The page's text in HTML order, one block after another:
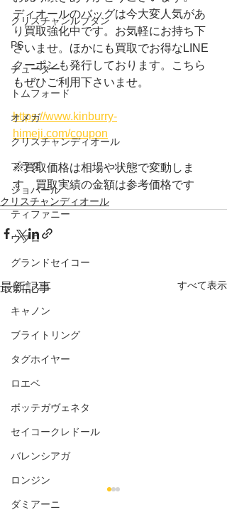
クリスチャンルブタン
PS
チューダー
トムフォード
オメガ
クリスチャンディオール
プラダ
ショパール
ティファニー
ウブロ
グランドセイコー
ゼニス
キャノン
ブライトリング
タグホイヤー
ロエベ
ボッテガヴェネタ
セイコークレドール
バレンシアガ
ロンジン
ダミアーニ
ディオールのバッグは今大変人気があ
り買取強化中です。お気軽にお持ち下
さいませ。ほかにも買取でお得なLINE
クーポンも発行しております。こちら
もぜひご利用下さいませ。
https://www.kinburry-
himeji.com/coupon
※買取価格は相場や状態で変動しま
す　買取実績の金額は参考価格です
クリスチャンディオール
最新記事 すべて表示